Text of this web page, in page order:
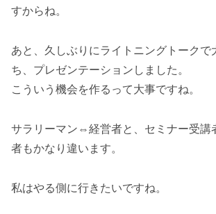
すからね。
あと、久しぶりにライトニングトークで
ち、プレゼンテーションしました。
こういう機会を作るって大事ですね。
サラリーマン⇔経営者と、セミナー受
者もかなり違います。
私はやる側に行きたいですね。